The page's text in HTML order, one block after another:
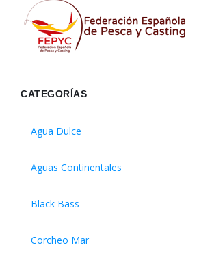
CATEGORÍAS
Agua Dulce
Aguas Continentales
Black Bass
Corcheo Mar